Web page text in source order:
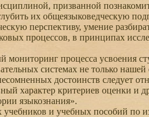
призванной
их общеязыковедческую
перспективу, умение
процессов, в принципах
процесса усвоения
системах не только
достоинств следует
характер критериев оценки и
языкознания».
учебников и учебных пособий по